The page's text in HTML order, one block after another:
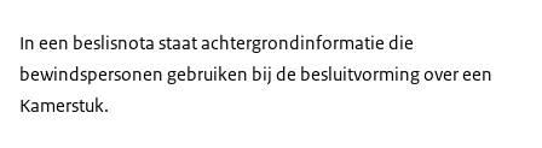
In een beslisnota staat achtergrondinformatie die
bewindspersonen gebruiken bij de besluitvorming over een
Kamerstuk.